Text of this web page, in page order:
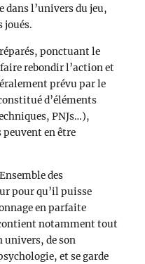
dans l’univers du jeu,
joués.
ponctuant le
rebondir l’action et
prévu par le
d’éléments
PNJs…),
en être
Ensemble des
pour qu’il puisse
en parfaite
notamment tout
univers, de son
et se garde